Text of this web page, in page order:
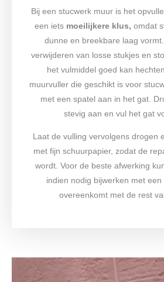
Bij een stucwerk muur is het
een iets moeilijkere klus, omdat
dunne en breekbare laag
verwijderen van losse stukjes en
het vulmiddel goed kan
muurvuller die geschikt is voor
met een spatel aan in het gat.
stevig aan en vul het gat
Laat de vulling vervolgens drogen
met fijn schuurpapier, zodat de
wordt. Voor de beste afwerking
indien nodig bijwerken met
overeenkomt met de rest